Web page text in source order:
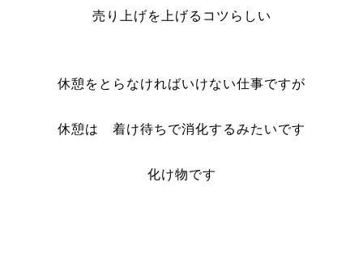
売り上げを上げるコツらしい
休憩をとらなければいけない仕事ですが
休憩は 着け待ちで消化するみたいです
化け物です